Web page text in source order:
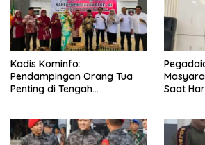
Kadis Kominfo:
Pendampingan Orang Tua
Penting di Tengah
Saat